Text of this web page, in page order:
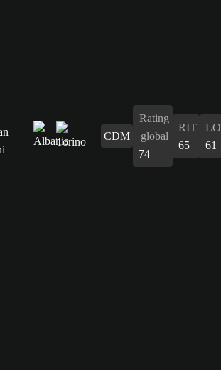
CDM
Rating
global
74
RIT
65
61